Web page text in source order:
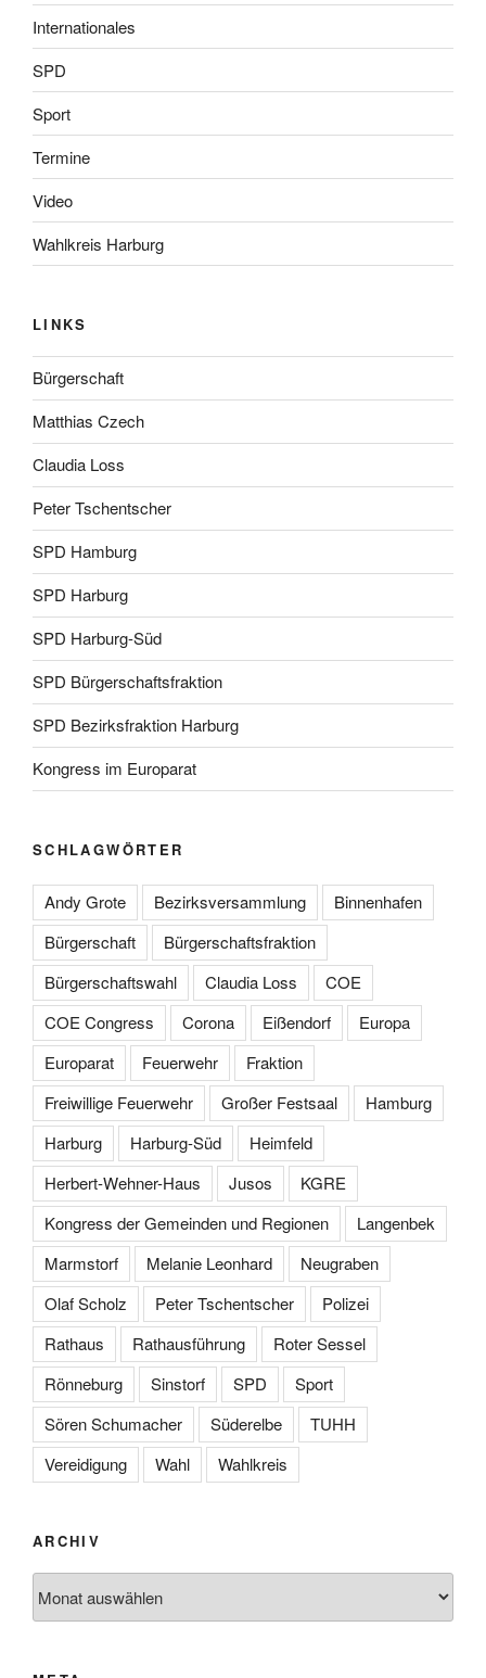
Internationales
SPD
Sport
Termine
Video
Wahlkreis Harburg
LINKS
Bürgerschaft
Matthias Czech
Claudia Loss
Peter Tschentscher
SPD Hamburg
SPD Harburg
SPD Harburg-Süd
SPD Bürgerschaftsfraktion
SPD Bezirksfraktion Harburg
Kongress im Europarat
SCHLAGWÖRTER
Andy Grote Bezirksversammlung
Binnenhafen
Bürgerschaft
Bürgerschaftsfraktion
Bürgerschaftswahl
Claudia Loss
COE
COE Congress
Corona Eißendorf
Europa
Europarat
Feuerwehr
Fraktion
Freiwillige Feuerwehr
Großer Festsaal
Hamburg
Harburg
Harburg-Süd
Heimfeld
Herbert-Wehner-Haus
Jusos
KGRE
Kongress der Gemeinden und Regionen
Langenbek
Marmstorf
Melanie Leonhard
Neugraben
Olaf Scholz
Peter Tschentscher
Polizei
Rathaus
Rathausführung
Roter Sessel
Rönneburg
Sinstorf SPD
Sport
Sören Schumacher
Süderelbe
TUHH
Vereidigung
Wahl Wahlkreis
ARCHIV